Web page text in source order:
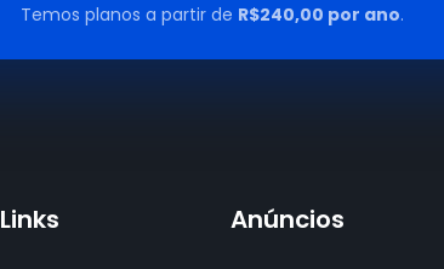
Temos planos a partir de R$240,00 por ano.
Links Anúncios